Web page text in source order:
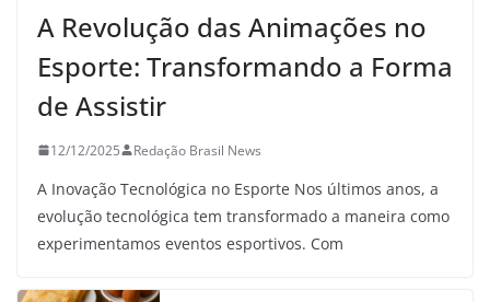
A Revolução das Animações no
Esporte: Transformando a Forma
de Assistir
12/12/2025 Redação Brasil News
A Inovação Tecnológica no Esporte Nos últimos anos, a
evolução tecnológica tem transformado a maneira como
experimentamos eventos esportivos. Com